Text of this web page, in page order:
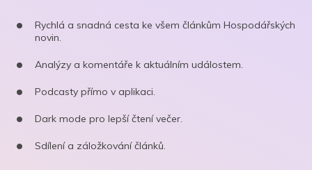
Rychlá a snadná cesta ke všem článkům Hospodářských
novin.
Analýzy a komentáře k aktuálním událostem.
Podcasty přímo v aplikaci.
Dark mode pro lepší čtení večer.
Sdílení a záložkování článků.